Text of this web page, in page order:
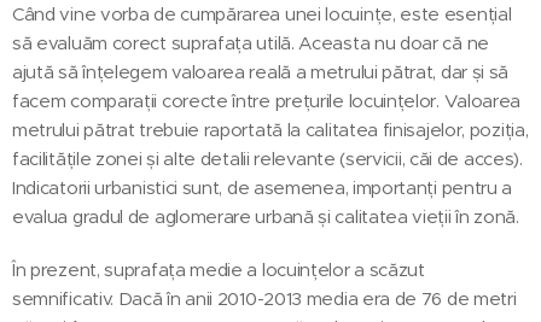
Când vine vorba de cumpărarea unei locuințe, este esențial
să evaluăm corect suprafața utilă. Aceasta nu doar că ne
ajută să înțelegem valoarea reală a metrului pătrat, dar și să
facem comparații corecte între prețurile locuințelor. Valoarea
metrului pătrat trebuie raportată la calitatea finisajelor, poziția,
facilitățile zonei și alte detalii relevante (servicii, căi de acces).
Indicatorii urbanistici sunt, de asemenea, importanți pentru a
evalua gradul de aglomerare urbană și calitatea vieții în zonă.
În prezent, suprafața medie a locuințelor a scăzut
semnificativ. Dacă în anii 2010-2013 media era de 76 de metri